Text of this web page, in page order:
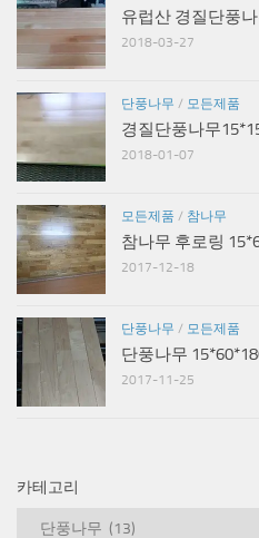
유럽산 경질단풍
2018-03-27
단풍나무 / 모든제품
경질단풍나무
2018-01-07
모든제품 / 참나무
참나무 후로링
2017-12-18
단풍나무 / 모든제품
단풍나무
2017-11-25
카테고리